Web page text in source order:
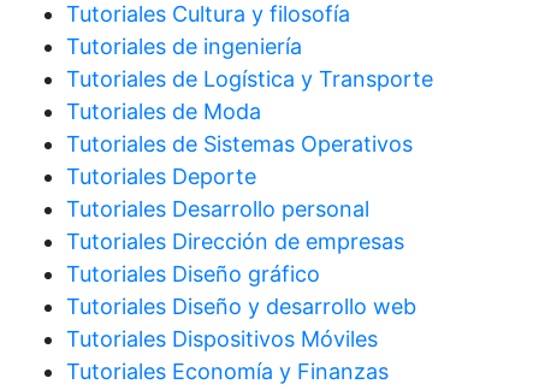
Tutoriales Cultura y filosofía
Tutoriales de ingeniería
Tutoriales de Logística y Transporte
Tutoriales de Moda
Tutoriales de Sistemas Operativos
Tutoriales Deporte
Tutoriales Desarrollo personal
Tutoriales Dirección de empresas
Tutoriales Diseño gráfico
Tutoriales Diseño y desarrollo web
Tutoriales Dispositivos Móviles
Tutoriales Economía y Finanzas